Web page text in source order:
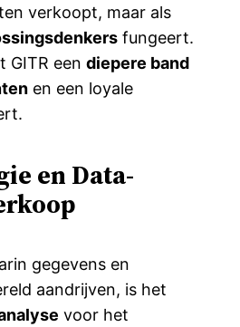
verkoopt, maar als
fungeert.
GITR eendiepere band
en een loyale
en Data-
gegevens en
aandrijven, is het
voor het